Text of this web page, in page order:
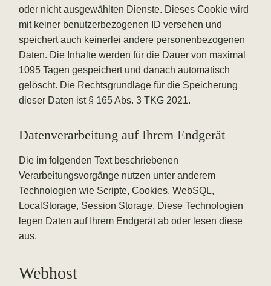
oder nicht ausgewählten Dienste. Dieses Cookie wird
mit keiner benutzerbezogenen ID versehen und
speichert auch keinerlei andere personenbezogenen
Daten. Die Inhalte werden für die Dauer von maximal
1095 Tagen gespeichert und danach automatisch
gelöscht. Die Rechtsgrundlage für die Speicherung
dieser Daten ist § 165 Abs. 3 TKG 2021.
Datenverarbeitung auf Ihrem Endgerät
Die im folgenden Text beschriebenen
Verarbeitungsvorgänge nutzen unter anderem
Technologien wie Scripte, Cookies, WebSQL,
LocalStorage, Session Storage. Diese Technologien
legen Daten auf Ihrem Endgerät ab oder lesen diese
aus.
Webhost